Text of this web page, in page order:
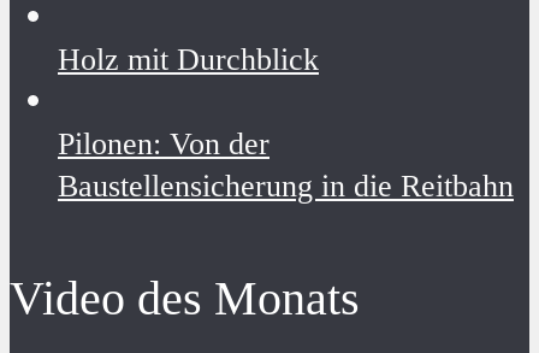
Holz mit Durchblick
Pilonen: Von der
Baustellensicherung in die Reitbahn
Video des Monats